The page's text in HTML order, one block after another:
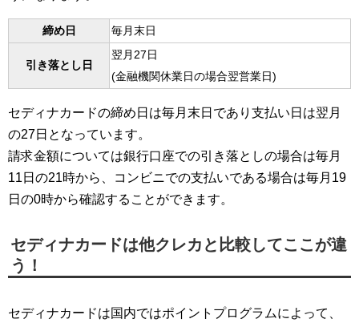
締め日 毎月末日
引き落とし日
翌月27日
(金融機関休業日の場合翌営業日)
セディナカードの締め日は毎月末日であり支払い日は翌月
の27日となっています。
請求金額については銀行口座での引き落としの場合は毎月
11日の21時から、コンビニでの支払いである場合は毎月19
日の0時から確認することができます。
セディナカードは他クレカと比較してここが違
う！
セディナカードは国内ではポイントプログラムによって、